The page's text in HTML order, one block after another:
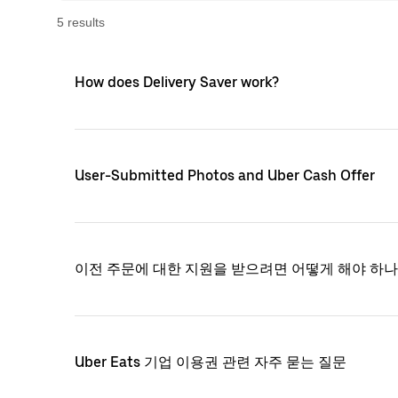
5 results
How does Delivery Saver work?
User-Submitted Photos and Uber Cash Offer
이전 주문에 대한 지원을 받으려면 어떻게 해야 하
Uber Eats 기업 이용권 관련 자주 묻는 질문